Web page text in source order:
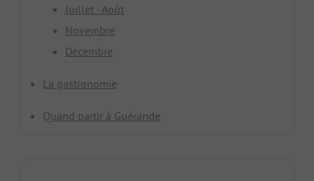
Juillet - Août
Novembre
Décembre
La gastronomie
Quand partir à Guérande